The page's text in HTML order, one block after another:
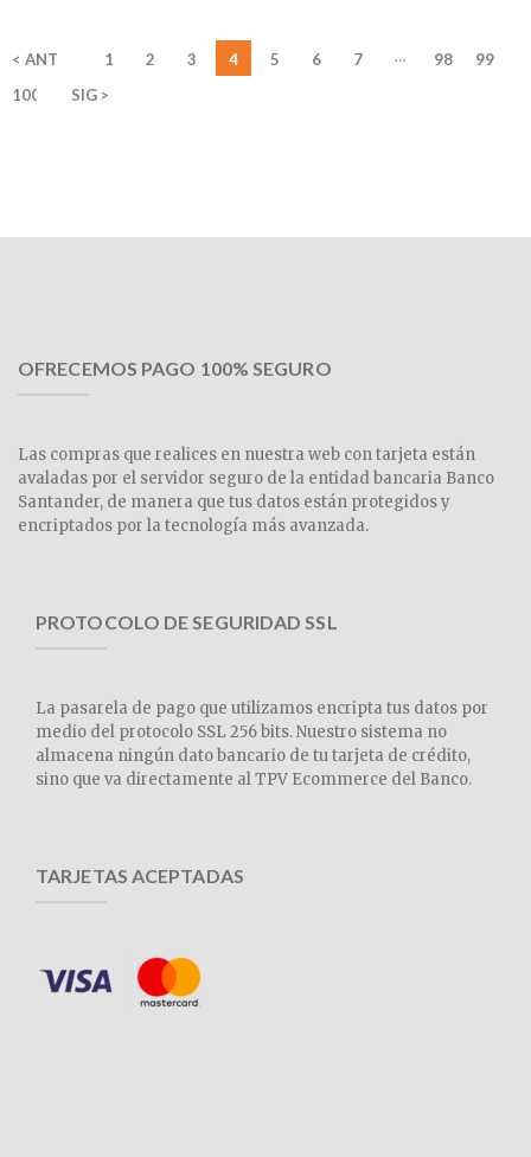
< ANT 1 2 3 4 5 6 7 … 98
99
100
SIG >
OFRECEMOS PAGO 100% SEGURO
Las compras que realices en nuestra web con tarjeta están
avaladas por el servidor seguro de la entidad bancaria Banco
Santander, de manera que tus datos están protegidos y
encriptados por la tecnología más avanzada.
PROTOCOLO DE SEGURIDAD SSL
La pasarela de pago que utilizamos encripta tus datos por
medio del protocolo SSL 256 bits. Nuestro sistema no
almacena ningún dato bancario de tu tarjeta de crédito,
sino que va directamente al TPV Ecommerce del Banco.
TARJETAS ACEPTADAS